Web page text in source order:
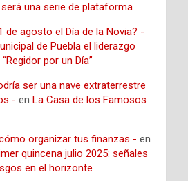
una serie de plataforma
de agosto el Día de la Novia? -
de Puebla el liderazgo
por un Día”
ser una nave extraterrestre
- enLa Casa de los Famosos
organizar tus finanzas - en
quincena julio 2025: señales
en el horizonte